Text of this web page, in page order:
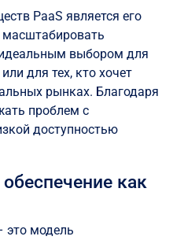
PaaS является его
масштабировать
выбором для
для тех, кто хочет
рынках. Благодаря
проблем с
доступностью
как
это модель